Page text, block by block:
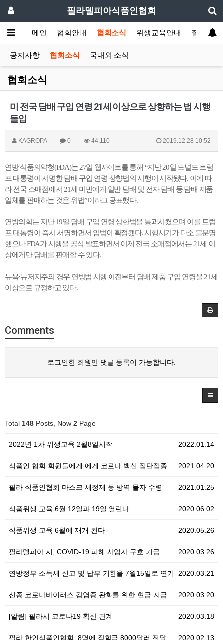
필라델피아식품인협회
메인 협회안내 협회소식 위생교육안내 질의답변
공지사항 협회소식 국내외 소식
협회소식
미 전국 담배 구입 연령 21세 이상으로 상향하는 법 시행
돌입
KAGROPA 0 44,110 2019.12.28 10:52
연방 식품의약청(FDA)는27일 웹사이트를 통해 “지난20일 도널드 트럼
프 대통령이 서명한 담배 구입 연령 상향법의 시행이 시작됐다. 이에 따
라 전국 소매점에서 21세 미만에게 일반 담배 및 전자 담배 등 담배 제품
일체를 판매하는 것은 위법”이라고 공표했다.
연방의회는 지난19일 담배 구입 연령 상한법을 통과시켰으며 이를 트럼
프 대통령이 즉시 서명하면서 입법이 확정됐다.시행시기가 다소 불분명
했으나FDA가시행을 공식 발표하면서 이제 전국 소매점에서는21세 이
상에게만 담배를 판매할 수 있다.
뉴욕·뉴저지주의 경우 연방법 시행 이전부터 담배 제품 구입 연령을21세
이상으로 규정하고 있다.
Comments
로그인한 회원만 댓글 등록이 가능합니다.
Total 148 Posts, Now 2 Page
2022.01.14
2022년 1차 위생교육 2월8일시작
2021.04.20
식품인 협회 회원들에게 에게 코로나 백신 집단접종
2021.01.25
필라 식품인협회 마스크 세정제 등 방역 물자 수령
2020.06.02
식품위생 교육 6월 12일과 19일 열린다
2020.05.26
식품위생 교육 6월에 재개 된다
2020.03.26
필라델피아 시, COVID-19 피해 사업자 구호 기금…
2020.03.21
연방정부 소득세 신고 및 납부 기한을 7월15일로 연기
2020.03.20
신종 코로나바이러스 감염증 완화를 위한 현금 지급 계획
2020.03.18
[알림] 필라시 코로나19 확산 관계
2020.02.13
필라 한인식품인협회, 8명에 장학금 8000달러 전달